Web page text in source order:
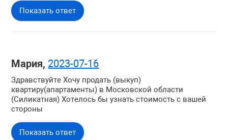
Показать ответ
Мария, 2023-07-16
Здравствуйте Хочу продать (выкуп)
квартиру(апартаменты) в Московской области
(Силикатная) Хотелось бы узнать стоимость с вашей
стороны
Показать ответ